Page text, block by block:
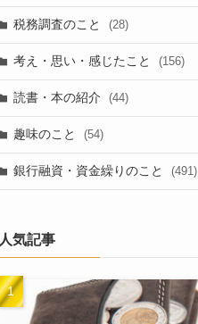
税務調査のこと (28)
考え・思い・感じたこと (156)
読書・本の紹介 (44)
趣味のこと (54)
銀行融資・資金繰りのこと (491)
人気記事